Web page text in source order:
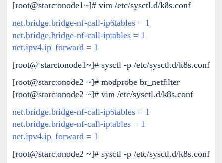
[root@starctonode1~]# vim /etc/sysctl.d/k8s.conf
net.bridge.bridge-nf-call-ip6tables = 1
net.bridge.bridge-nf-call-iptables = 1
net.ipv4.ip_forward = 1
[root@ starctonode1~]# sysctl -p /etc/sysctl.d/k8s.conf
[root@starctonode2 ~]# modprobe br_netfilter
[root@starctonode2 ~]# vim /etc/sysctl.d/k8s.conf
net.bridge.bridge-nf-call-ip6tables = 1
net.bridge.bridge-nf-call-iptables = 1
net.ipv4.ip_forward = 1
[root@starctonode2 ~]# sysctl -p /etc/sysctl.d/k8s.conf